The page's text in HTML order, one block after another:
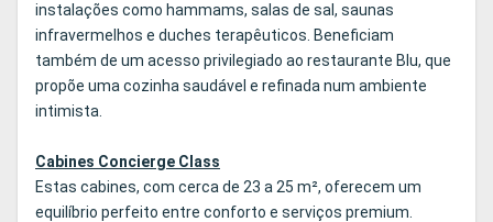
instalações como hammams, salas de sal, saunas
infravermelhos e duches terapêuticos. Beneficiam
também de um acesso privilegiado ao restaurante Blu, que
propõe uma cozinha saudável e refinada num ambiente
intimista.
Cabines Concierge Class
Estas cabines, com cerca de 23 a 25 m², oferecem um
equilíbrio perfeito entre conforto e serviços premium.